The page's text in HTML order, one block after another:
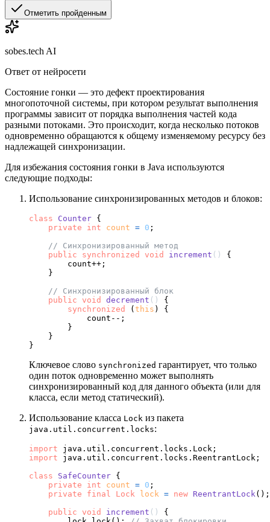
Отметить пройденным
sobes.tech AI
Ответ от нейросети
Состояние гонки — это дефект проектирования
многопоточной системы, при котором результат выполнения
программы зависит от порядка выполнения частей кода
разными потоками. Это происходит, когда несколько потоков
одновременно обращаются к общему изменяемому ресурсу без
надлежащей синхронизации.
Для избежания состояния гонки в Java используются
следующие подходы:
Использование синхронизированных методов и блоков:
class Counter {
private
int count = 0 ;
// Синхронизированный метод
public
synchronized void increment ()
{
        count++;
    }
// Синхронизированный блок
public void decrement ()
{
synchronized
( this ) {
            count--;
        }
    }
Ключевое слово synchronized гарантирует, что только
один поток одновременно может выполнять
синхронизированный код для данного объекта (или для
класса, если метод статический).
Использование класса Lock из пакета
java.util.concurrent.locks:
import
import java.util.concurrent.locks.ReentrantLock;
class
SafeCounter {
private
int count = 0 ;
private
final Lock lock = new ReentrantLock ();
public void increment ()
{